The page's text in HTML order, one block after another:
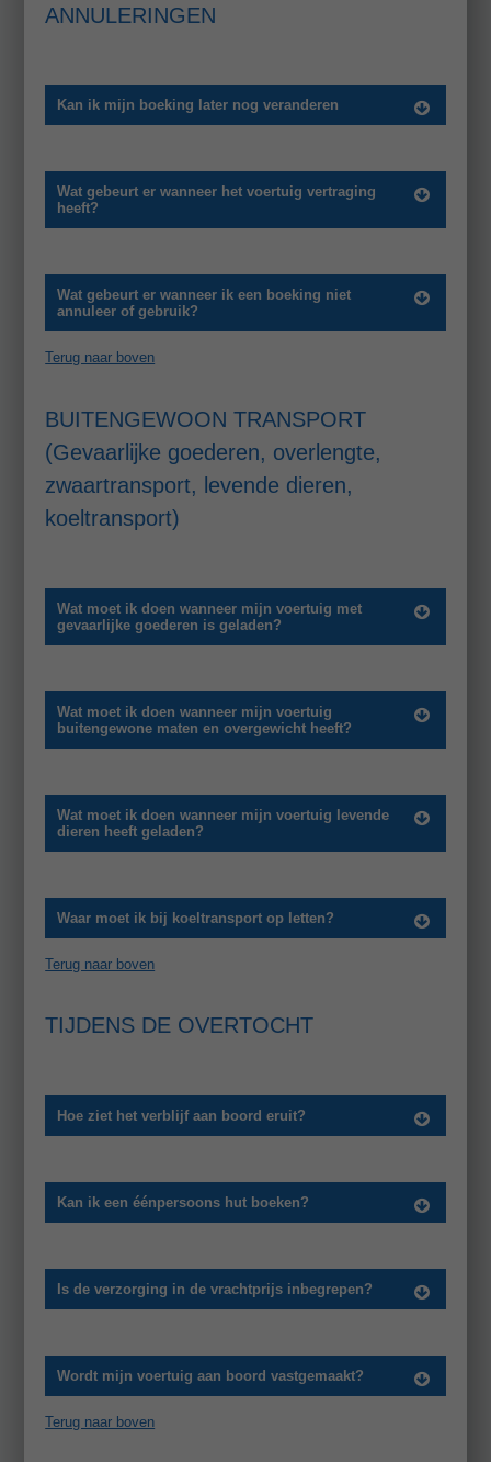
ANNULERINGEN
Kan ik mijn boeking later nog veranderen
Wat gebeurt er wanneer het voertuig vertraging
heeft?
Wat gebeurt er wanneer ik een boeking niet
annuleer of gebruik?
Terug naar boven
BUITENGEWOON TRANSPORT
(Gevaarlijke goederen, overlengte,
zwaartransport, levende dieren,
koeltransport)
Wat moet ik doen wanneer mijn voertuig met
gevaarlijke goederen is geladen?
Wat moet ik doen wanneer mijn voertuig
buitengewone maten en overgewicht heeft?
Wat moet ik doen wanneer mijn voertuig levende
dieren heeft geladen?
Waar moet ik bij koeltransport op letten?
Terug naar boven
TIJDENS DE OVERTOCHT
Hoe ziet het verblijf aan boord eruit?
Kan ik een éénpersoons hut boeken?
Is de verzorging in de vrachtprijs inbegrepen?
Wordt mijn voertuig aan boord vastgemaakt?
Terug naar boven